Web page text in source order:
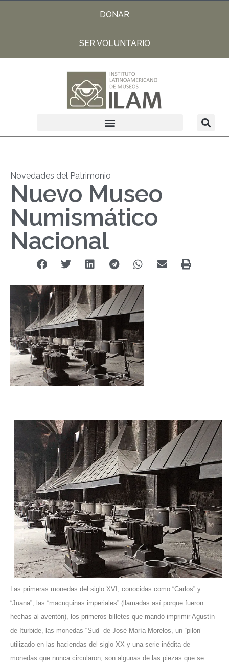
DONAR
SER VOLUNTARIO
Novedades del Patrimonio
Nuevo Museo
Numismático
Nacional
Las primeras monedas del siglo XVI, conocidas como “Carlos” y
“Juana”, las “macuquinas imperiales” (llamadas así porque fueron
hechas al aventón), los primeros billetes que mandó imprimir Agustín
de Iturbide, las monedas “Sud” de José María Morelos, un “pilón”
utilizado en las haciendas del siglo XX y una serie inédita de
monedas que nunca circularon, son algunas de las piezas que se